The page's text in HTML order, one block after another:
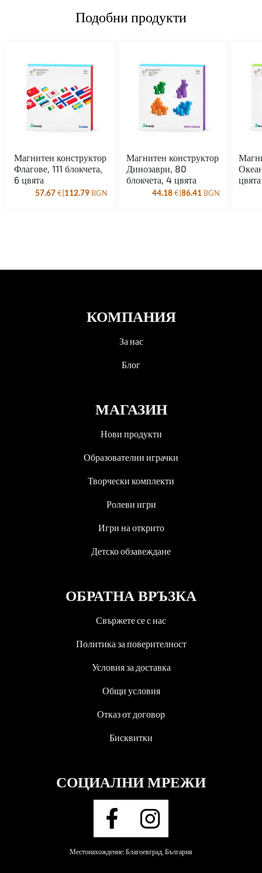
Подобни продукти
Магнитен конструктор
Флагове, 111 блокчета,
6 цвята
57.67€|112.79 BGN
Магнитен конструктор
Динозаври, 80
блокчета, 4 цвята
44.18€|86.41 BGN
цвята
КОМПАНИЯ
За нас
Блог
МАГАЗИН
Нови продукти
Образователни играчки
Творчески комплекти
Ролеви игри
Игри на открито
Детско обзавеждане
ОБРАТНА ВРЪЗКА
Свържете се с нас
Политика за поверителност
Условия за доставка
Общи условия
Отказ от договор
Бисквитки
СОЦИАЛНИ МРЕЖИ
Местонахождение: Благоевград, България